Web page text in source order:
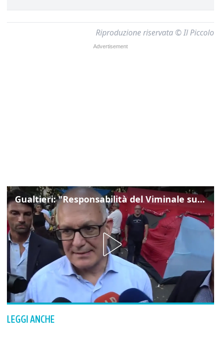
Riproduzione riservata © Il Piccolo
Gualtieri: "Responsabilità del Viminale su Spin Time? La posizione dei partiti è nota"
LEGGI ANCHE